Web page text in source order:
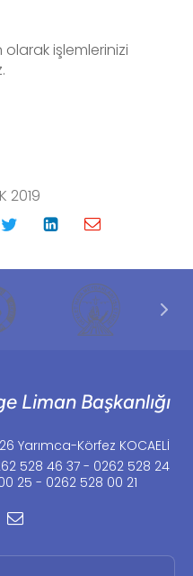
işlemlerinizi
2019
Liman Başkanlığı
Yarımca-Körfez KOCAELİ
528 46 37 - 0262 528 24
25 - 0262 528 00 21